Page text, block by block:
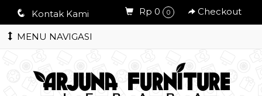
q Kontak Kami Rp 0 0 Checkout
MENU NAVIGASI